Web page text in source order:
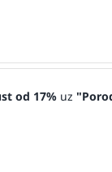
od 17%uz